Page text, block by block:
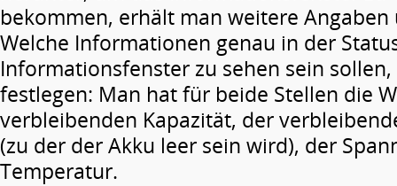
bekommen, erhält man weitere Angaben
Welche Informationen genau in der
Informationsfenster zu sehen sein
festlegen: Man hat für beide Stellen die
verbleibenden Kapazität, der
(zu der der Akku leer sein wird), der
Temperatur.